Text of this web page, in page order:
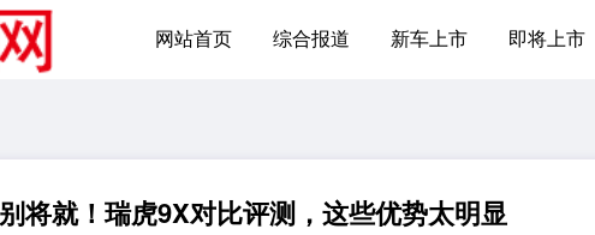
网站首页 综合报道 新车上市 即将上市
将就！瑞虎9X对比评测，这些优势太明显